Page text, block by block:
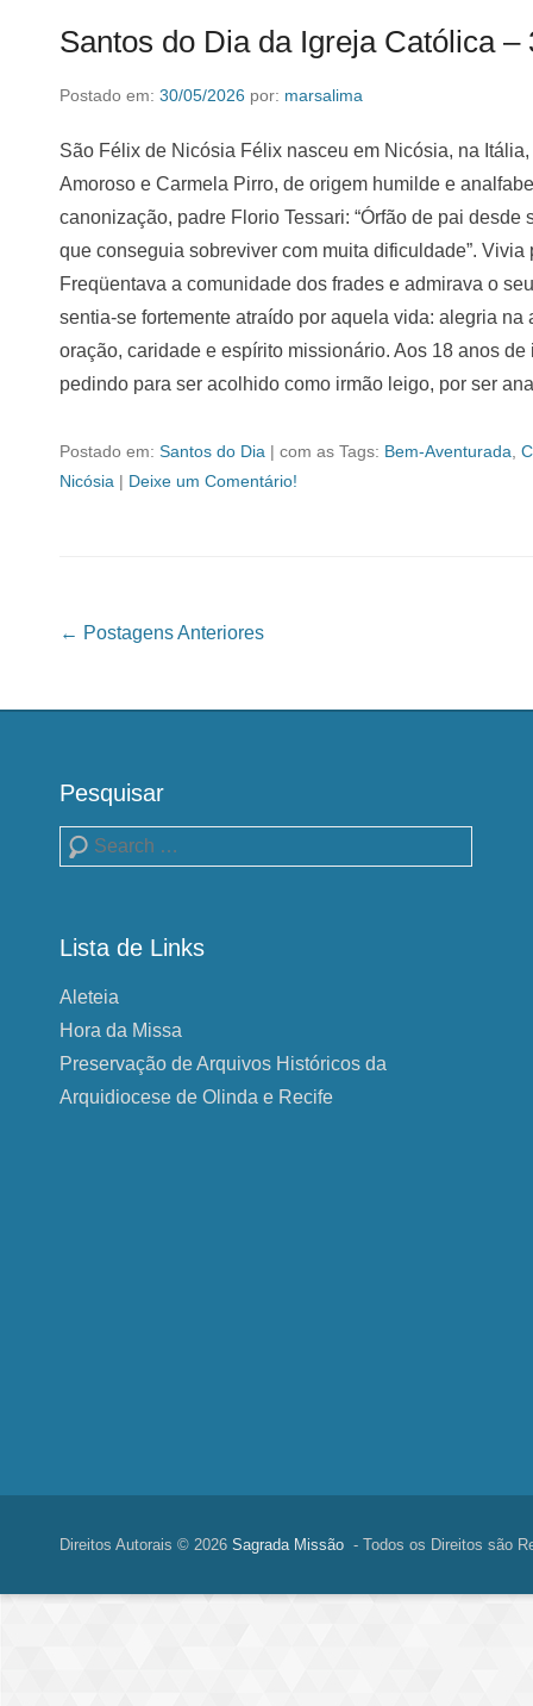
Santos do Dia da Igreja Católica –
Postado em: 30/05/2026 por: marsalima
São Félix de Nicósia Félix nasceu em Nicósia, na
Amoroso e Carmela Pirro, de origem humilde e
canonização, padre Florio Tessari: “Órfão de pai
que conseguia sobreviver com muita dificuldade”.
Freqüentava a comunidade dos frades e admirava o
sentia-se fortemente atraído por aquela vida: alegria
oração, caridade e espírito missionário. Aos 18 anos
pedindo para ser acolhido como irmão leigo, por ser
Postado em: Santos do Dia | com as Tags: Bem-Aventurada
Nicósia | Deixe um Comentário!
Navegação das Postagens
← Postagens Anteriores
Pesquisar
Pesquisa
Lista de Links
Aleteia
Hora da Missa
Preservação de Arquivos Históricos da
Arquidiocese de Olinda e Recife
Direitos Autorais © 2026 Sagrada Missão - Todos os Direitos são